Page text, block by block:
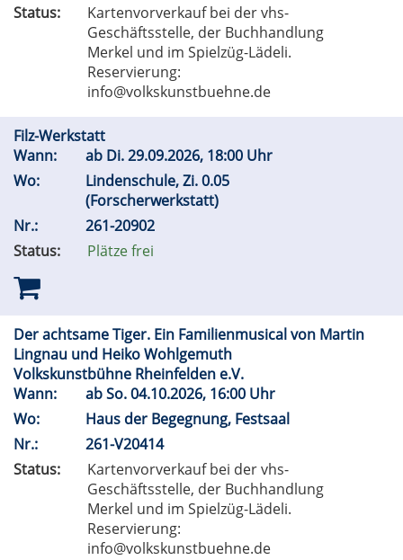
Status:
Kartenvorverkauf bei der vhs-
Geschäftsstelle, der Buchhandlung
Merkel und im Spielzüg-Lädeli.
Reservierung:
info@volkskunstbuehne.de
Filz-Werkstatt
Wann:
ab Di.29.09.2026, 18:00 Uhr
Wo:
Lindenschule, Zi. 0.05
(Forscherwerkstatt)
Nr.:
261-20902
Status:
Plätze frei
Der achtsame Tiger. Ein Familienmusical von Martin
Lingnau und Heiko Wohlgemuth
Volkskunstbühne Rheinfelden e.V.
Wann:
abSo.04.10.2026, 16:00 Uhr
Wo:
Haus der Begegnung, Festsaal
Nr.:
261-V20414
Status:
Kartenvorverkauf bei der vhs-
Geschäftsstelle, der Buchhandlung
Merkel und im Spielzüg-Lädeli.
Reservierung:
info@volkskunstbuehne.de